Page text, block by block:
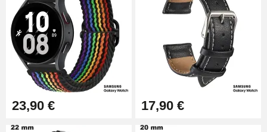
Kit Horlogerie Débutant
26,90 €
Boîte Pompe Bracelet Montre -
Diamètre 1,50 mm - 8 à 25 mm
23,90 € 17,90 €